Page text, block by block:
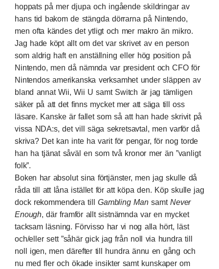
hoppats på mer djupa och ingående skildringar av
hans tid bakom de stängda dörrarna på Nintendo,
men ofta kändes det ytligt och mer makro än mikro.
Jag hade köpt allt om det var skrivet av en person
som aldrig haft en anställning eller hög position på
Nintendo, men då nämnda var president och CFO för
Nintendos amerikanska verksamhet under släppen av
bland annat Wii, Wii U samt Switch är jag tämligen
säker på att det finns mycket mer att säga till oss
läsare. Kanske är fallet som så att han hade skrivit på
vissa NDA:s, det vill säga sekretsavtal, men varför då
skriva? Det kan inte ha varit för pengar, för nog torde
han ha tjänat såväl en som två kronor mer än ”vanligt
folk”.
Boken har absolut sina förtjänster, men jag skulle då
råda till att låna istället för att köpa den. Köp skulle jag
dock rekommendera tillGambling MansamtNever
Enough, där framför allt sistnämnda var en mycket
tacksam läsning. Förvisso har vi nog alla hört, läst
och/eller sett ”såhär gick jag från noll via hundra till
noll igen, men därefter till hundra ännu en gång och
nu med fler och ökade insikter samt kunskaper om